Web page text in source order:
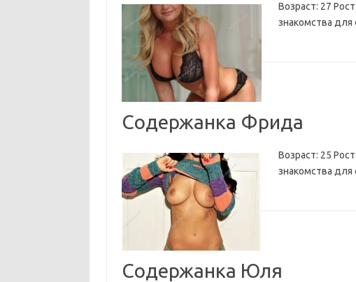
Возраст: 27
знакомства для
Содержанка Фрида
Возраст: 25
знакомства для
Содержанка Юля